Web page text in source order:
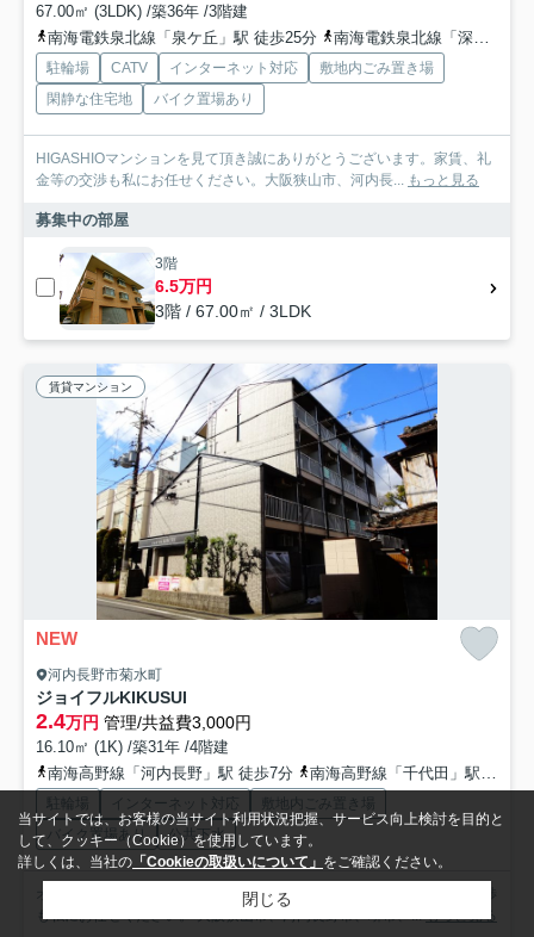
67.00㎡ (3LDK) /築36年 /3階建
南海電鉄泉北線「泉ケ丘」駅 徒歩25分
南海電鉄泉北線「深井」駅 徒歩32分
駐輪場 CATV インターネット対応
敷地内ごみ置き場
閑静な住宅地
バイク置場あり
HIGASHIOマンションを見て頂き誠にありがとうございます。家賃、礼
金等の交渉も私にお任せください。大阪狭山市、河内長...
もっと見る
募集中の部屋
3階
6.5万円
3階 / 67.00㎡ / 3LDK
賃貸マンション
NEW
河内長野市菊水町
ジョイフルKIKUSUI
2.4万円 管理/共益費3,000円
16.10㎡ (1K) /築31年 /4階建
南海高野線「河内長野」駅 徒歩7分
南海高野線「千代田」駅 徒歩29分
駐輪場 インターネット対応
敷地内ごみ置き場
バイク置場あり
公共下水
オススメ物件見て頂き誠にありがとうございます。 家賃、礼金等の交渉
も私にお任せください。 大阪狭山市、河内長野市、堺市、...
当サイトでは、お客様の当サイト利用状況把握、サービス向上検討を目的と
して、クッキー（Cookie）を使用しています。
詳しくは、当社の 「Cookieの取扱いについて」 をご確認ください。
閉じる